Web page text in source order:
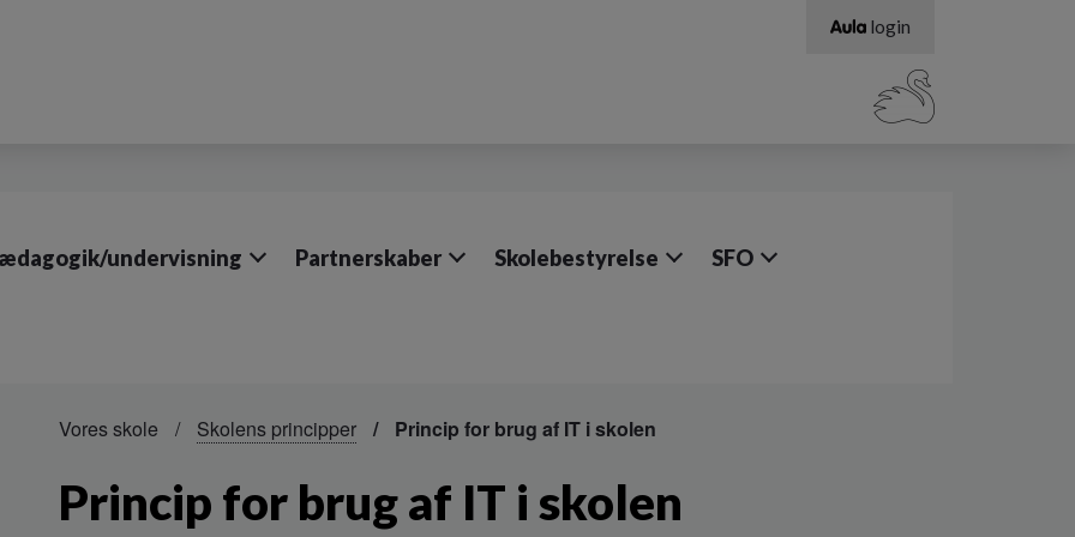
login
undervisning Partnerskaber Skolebestyrelse SFO
Vores skole Skolens principper Princip for brug af IT i skolen
Princip for brug af IT i skolen